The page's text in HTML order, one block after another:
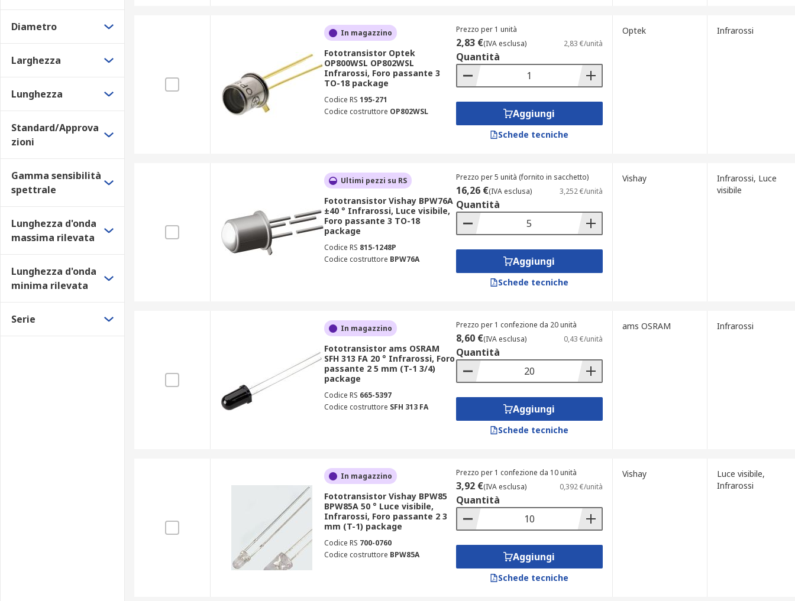
Diametro
Larghezza
Lunghezza
Standard/Approva
zioni
Gamma sensibilità
spettrale
Lunghezza d'onda
massima rilevata
Lunghezza d'onda
minima rilevata
Serie
In magazzino
Fototransistor Optek
OP800WSL OP802WSL
Infrarossi, Foro passante 3
TO-18 package
Codice RS 195-271
Codice costruttore OP802WSL
Prezzo per 1 unità
2,83 €(IVA esclusa) 2,83 €/unità
Quantità
Aggiungi
Schede tecniche
Optek Infrarossi
Ultimi pezzi su RS
Fototransistor Vishay BPW76A
±40 ° Infrarossi, Luce visibile,
Foro passante 3 TO-18
package
Codice RS 815-1248P
Codice costruttore BPW76A
Prezzo per 5 unità (fornito in sacchetto)
16,26 €(IVA esclusa) 3,252 €/unità
Quantità
Aggiungi
Schede tecniche
Vishay
Infrarossi, Luce
visibile
In magazzino
Fototransistor ams OSRAM
SFH 313 FA 20 ° Infrarossi, Foro
passante 2 5 mm (T-1 3/4)
package
Codice RS 665-5397
Codice costruttore SFH 313 FA
Prezzo per 1 confezione da 20 unità
8,60 €(IVA esclusa) 0,43 €/unità
Quantità
Aggiungi
Schede tecniche
ams OSRAM Infrarossi
In magazzino
Fototransistor Vishay BPW85
BPW85A 50 ° Luce visibile,
Infrarossi, Foro passante 2 3
mm (T-1) package
Codice RS 700-0760
Codice costruttore BPW85A
Prezzo per 1 confezione da 10 unità
3,92 €(IVA esclusa) 0,392 €/unità
Quantità
Aggiungi
Schede tecniche
Vishay
Luce visibile,
Infrarossi